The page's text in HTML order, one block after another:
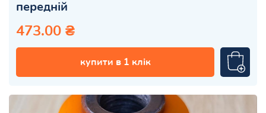
передній
473.00 ₴
купити в 1 клік